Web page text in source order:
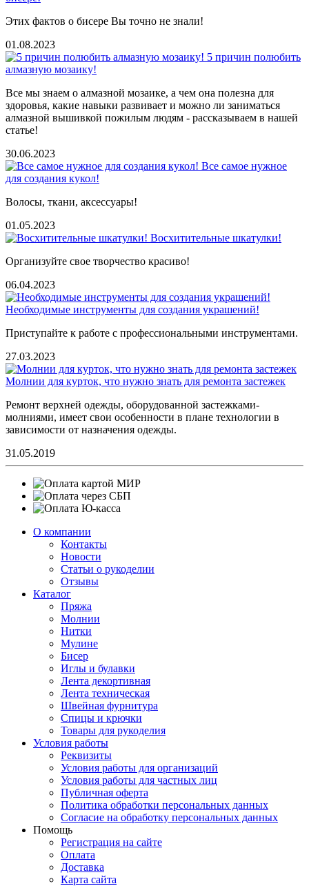
Этих фактов о бисере Вы точно не знали!
01.08.2023
5 причин полюбить
алмазную мозаику!
Все мы знаем о алмазной мозаике, а чем она полезна для
здоровья, какие навыки развивает и можно ли заниматься
алмазной вышивкой пожилым людям - рассказываем в нашей
статье!
30.06.2023
Все самое нужное
для создания кукол!
Волосы, ткани, аксессуары!
01.05.2023
Восхитительные шкатулки!
Организуйте свое творчество красиво!
06.04.2023
Необходимые инструменты для создания украшений!
Приступайте к работе с профессиональными инструментами.
27.03.2023
Молнии для курток, что нужно знать для ремонта застежек
Ремонт верхней одежды, оборудованной застежками-
молниями, имеет свои особенности в плане технологии в
зависимости от назначения одежды.
31.05.2019
О компании
Контакты
Новости
Статьи о рукоделии
Отзывы
Каталог
Пряжа
Молнии
Нитки
Мулине
Бисер
Иглы и булавки
Лента декортивная
Лента техническая
Швейная фурнитура
Спицы и крючки
Товары для рукоделия
Условия работы
Реквизиты
Условия работы для организаций
Условия работы для частных лиц
Публичная оферта
Политика обработки персональных данных
Согласие на обработку персональных данных
Помощь
Регистрация на сайте
Оплата
Доставка
Карта сайта